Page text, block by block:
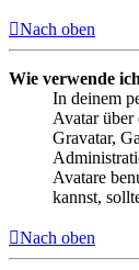
Nach oben
Wie verwende
In deinem
Avatar über
Gravatar,
Avatare
kannst,
Nach oben